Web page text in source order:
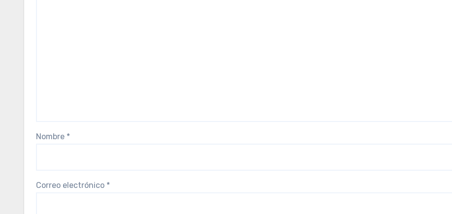
Nombre *
Correo electrónico *